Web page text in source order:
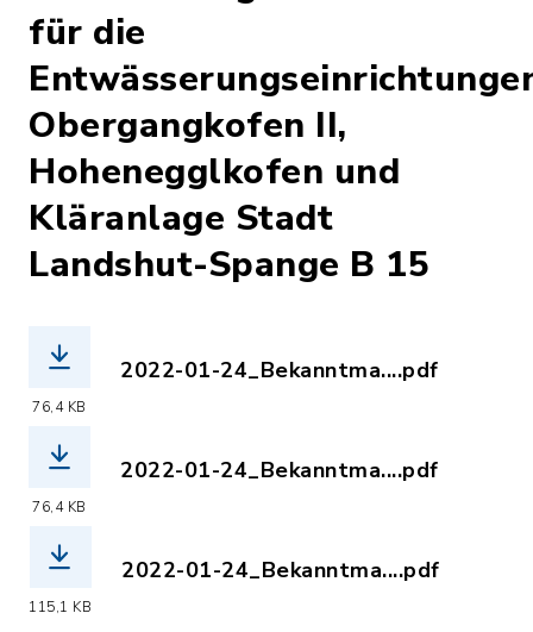
für die
Obergangkofen II,
Hohenegglkofen und
Kläranlage Stadt
Landshut-Spange B 15
76,4 KB
2022-01-24_Bekanntma....pdf
76,4 KB
2022-01-24_Bekanntma....pdf
115,1 KB
2022-01-24_Bekanntma....pdf